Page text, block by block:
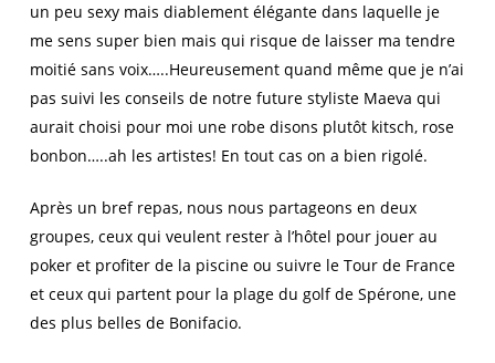
un peu sexy mais diablement élégante dans laquelle je
me sens super bien mais qui risque de laisser ma tendre
moitié sans voix…..Heureusement quand même que je n’ai
pas suivi les conseils de notre future styliste Maeva qui
aurait choisi pour moi une robe disons plutôt kitsch, rose
bonbon…..ah les artistes! En tout cas on a bien rigolé.
Après un bref repas, nous nous partageons en deux
groupes, ceux qui veulent rester à l’hôtel pour jouer au
poker et profiter de la piscine ou suivre le Tour de France
et ceux qui partent pour la plage du golf de Spérone, une
des plus belles de Bonifacio.